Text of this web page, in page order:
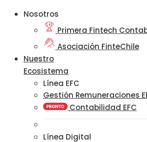
Nosotros
Primera Fintech
Asociación FinteChile
Nuestro
Ecosistema
Línea EFC
Gestión Remuneraciones
Contabilidad EFC
Línea Digital